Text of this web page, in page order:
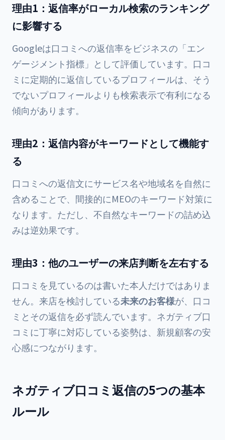
理由1：返信率がローカル検索のランキング
に影響する
Googleは口コミへの返信率をビジネスの「エン
ゲージメント指標」として評価しています。口コ
ミに定期的に返信しているプロフィールは、そう
でないプロフィールよりも検索表示で有利になる
傾向があります。
理由2：返信内容がキーワードとして機能す
る
口コミへの返信文にサービス名や地域名を自然に
含めることで、間接的にMEOのキーワード対策に
なります。ただし、不自然なキーワードの詰め込
みは逆効果です。
理由3：他のユーザーの来店判断を左右する
口コミを見ているのは書いた本人だけではありま
せん。来店を検討している未来のお客様が、口コ
ミとその返信を必ず読んでいます。ネガティブ口
コミに丁寧に対応している姿勢は、新規顧客の安
心感につながります。
ネガティブ口コミ返信の5つの基本
ルール